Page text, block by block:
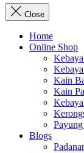
Close
Home
Online Shop
Kain
Kain
Blogs